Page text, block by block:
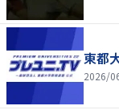
東都
2026/